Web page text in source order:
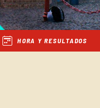
HORA Y RESULTADOS